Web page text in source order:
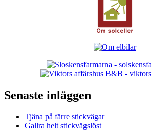
Senaste inläggen
Tjäna på färre stickvägar
Gallra helt stickvägslöst